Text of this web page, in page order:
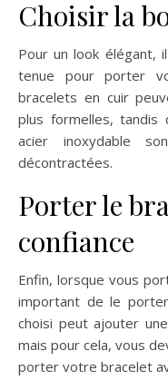
Choisir la
Pour un look élégant,
tenue pour porter
bracelets en cuir
plus formelles,
acier inoxydable
décontractées.
Porter le
confiance
Enfin, lorsque vous
important de le
choisi peut ajouter
mais pour cela, vous
porter votre bracelet